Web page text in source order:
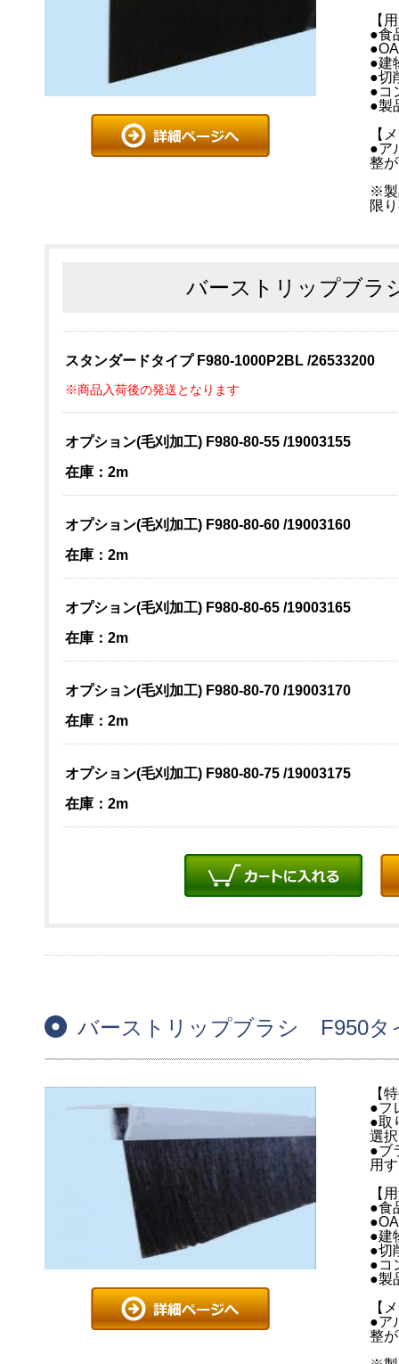
【
●食
●建
●切
●コ
●製
【
●ア
整
※製
限
バーストリップブ
スタンダードタイプ F980-1000P2BL /26533200
※商品入荷後の発送となります
オプション(毛刈加工) F980-80-55 /19003155
在庫：2m
オプション(毛刈加工) F980-80-60 /19003160
在庫：2m
オプション(毛刈加工) F980-80-65 /19003165
在庫：2m
オプション(毛刈加工) F980-80-70 /19003170
在庫：2m
オプション(毛刈加工) F980-80-75 /19003175
在庫：2m
バーストリップブラシ F950タ
【
●フ
●取
選
●ブ
用
【
●食
●建
●切
●コ
●製
【
●ア
整